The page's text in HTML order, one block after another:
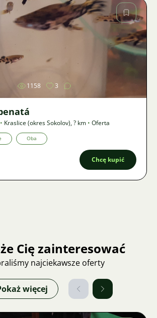
1158 3
• Kraslice (okres Sokolov),? km • Oferta
Oba
Chcę kupić
Cię zainteresować
najciekawsze oferty
więcej